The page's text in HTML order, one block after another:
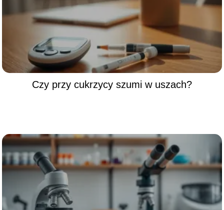
Czy przy cukrzycy szumi w uszach?